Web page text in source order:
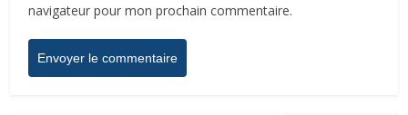
navigateur pour mon prochain commentaire.